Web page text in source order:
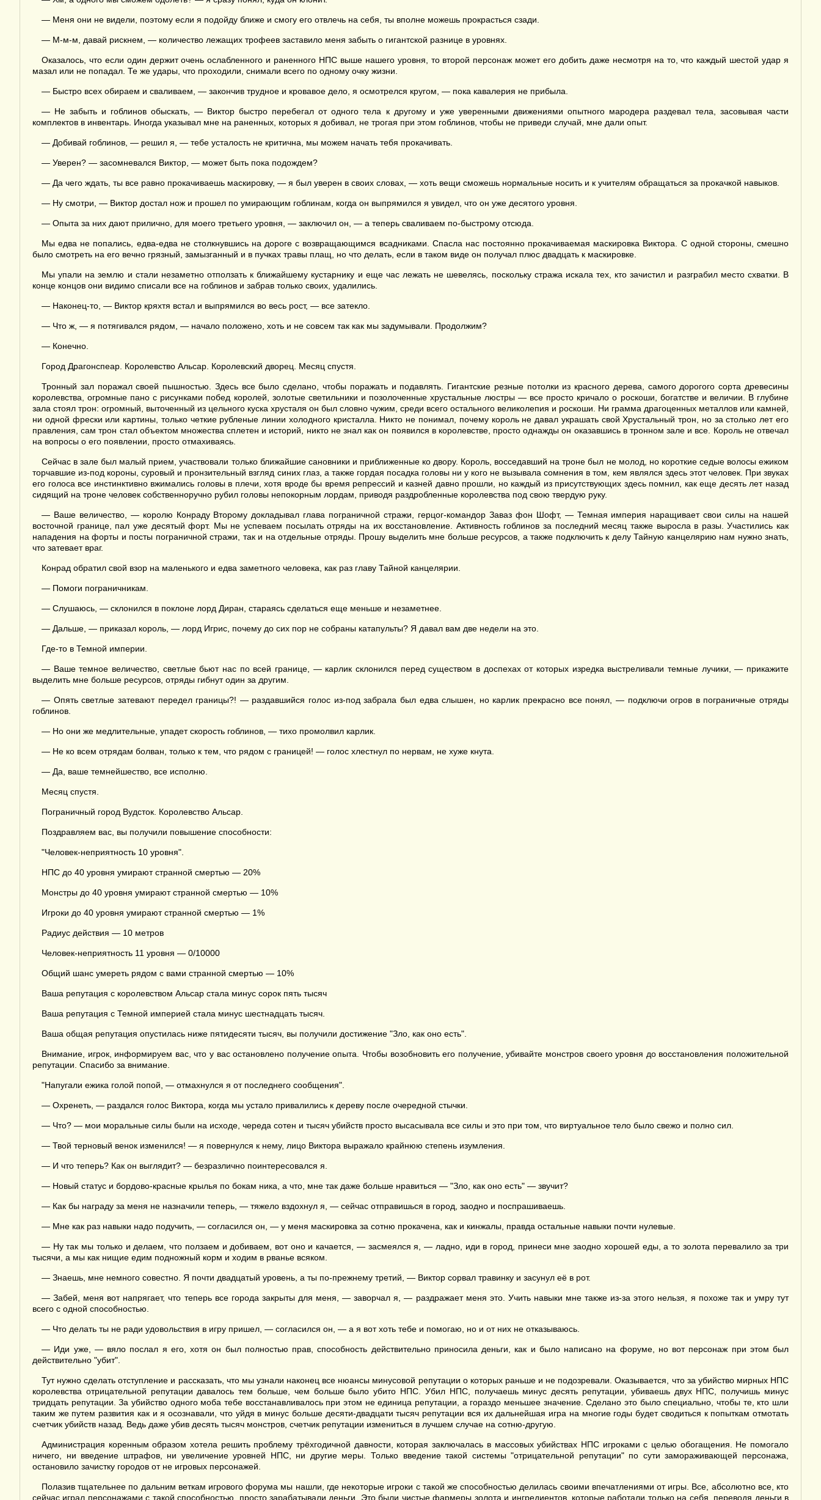
— Меня они не видели, поэтому если я подойду ближе и смогу его отвлечь на себя, ты вполне можешь прокрасться сзади.
— М-м-м, давай рискнем, — количество лежащих трофеев заставило меня забыть о гигантской разнице в уровнях.
Оказалось, что если один держит очень ослабленного и раненного НПС выше нашего уровня, то второй персонаж может его добить даже несмотря на то, что каждый шестой удар я
мазал или не попадал. Те же удары, что проходили, снимали всего по одному очку жизни.
— Быстро всех обираем и сваливаем, — закончив трудное и кровавое дело, я осмотрелся кругом, — пока кавалерия не прибыла.
— Не забыть и гоблинов обыскать, — Виктор быстро перебегал от одного тела к другому и уже уверенными движениями опытного мародера раздевал тела, засовывая части
комплектов в инвентарь. Иногда указывал мне на раненных, которых я добивал, не трогая при этом гоблинов, чтобы не приведи случай, мне дали опыт.
— Добивай гоблинов, — решил я, — тебе усталость не критична, мы можем начать тебя прокачивать.
— Уверен? — засомневался Виктор, — может быть пока подождем?
— Да чего ждать, ты все равно прокачиваешь маскировку, — я был уверен в своих словах, — хоть вещи сможешь нормальные носить и к учителям обращаться за прокачкой навыков.
— Ну смотри, — Виктор достал нож и прошел по умирающим гоблинам, когда он выпрямился я увидел, что он уже десятого уровня.
— Опыта за них дают прилично, для моего третьего уровня, — заключил он, — а теперь сваливаем по-быстрому отсюда.
Мы едва не попались, едва-едва не столкнувшись на дороге с возвращающимся всадниками. Спасла нас постоянно прокачиваемая маскировка Виктора. С одной стороны, смешно
было смотреть на его вечно грязный, замызганный и в пучках травы плащ, но что делать, если в таком виде он получал плюс двадцать к маскировке.
Мы упали на землю и стали незаметно отползать к ближайшему кустарнику и еще час лежать не шевелясь, поскольку стража искала тех, кто зачистил и разграбил место схватки. В
конце концов они видимо списали все на гоблинов и забрав только своих, удалились.
— Наконец-то, — Виктор кряхтя встал и выпрямился во весь рост, — все затекло.
— Что ж, — я потягивался рядом, — начало положено, хоть и не совсем так как мы задумывали. Продолжим?
— Конечно.
Город Драгонспеар. Королевство Альсар. Королевский дворец. Месяц спустя.
Тронный зал поражал своей пышностью. Здесь все было сделано, чтобы поражать и подавлять. Гигантские резные потолки из красного дерева, самого дорогого сорта древесины
королевства, огромные пано с рисунками побед королей, золотые светильники и позолоченные хрустальные люстры — все просто кричало о роскоши, богатстве и величии. В глубине
зала стоял трон: огромный, выточенный из цельного куска хрусталя он был словно чужим, среди всего остального великолепия и роскоши. Ни грамма драгоценных металлов или камней,
ни одной фрески или картины, только четкие рубленые линии холодного кристалла. Никто не понимал, почему король не давал украшать свой Хрустальный трон, но за столько лет его
правления, сам трон стал объектом множества сплетен и историй, никто не знал как он появился в королевстве, просто однажды он оказавшись в тронном зале и все. Король не отвечал
на вопросы о его появлении, просто отмахиваясь.
Сейчас в зале был малый прием, участвовали только ближайшие сановники и приближенные ко двору. Король, восседавший на троне был не молод, но короткие седые волосы ежиком
торчавшие из-под короны, суровый и пронзительный взгляд синих глаз, а также гордая посадка головы ни у кого не вызывала сомнения в том, кем являлся здесь этот человек. При звуках
его голоса все инстинктивно вжимались головы в плечи, хотя вроде бы время репрессий и казней давно прошли, но каждый из присутствующих здесь помнил, как еще десять лет назад
сидящий на троне человек собственноручно рубил головы непокорным лордам, приводя раздробленные королевства под свою твердую руку.
— Ваше величество, — королю Конраду Второму докладывал глава пограничной стражи, герцог-командор Заваз фон Шофт, — Темная империя наращивает свои силы на нашей
восточной границе, пал уже десятый форт. Мы не успеваем посылать отряды на их восстановление. Активность гоблинов за последний месяц также выросла в разы. Участились как
нападения на форты и посты пограничной стражи, так и на отдельные отряды. Прошу выделить мне больше ресурсов, а также подключить к делу Тайную канцелярию нам нужно знать,
что затевает враг.
Конрад обратил свой взор на маленького и едва заметного человека, как раз главу Тайной канцелярии.
— Помоги пограничникам.
— Слушаюсь, — склонился в поклоне лорд Диран, стараясь сделаться еще меньше и незаметнее.
— Дальше, — приказал король, — лорд Игрис, почему до сих пор не собраны катапульты? Я давал вам две недели на это.
Где-то в Темной империи.
— Ваше темное величество, светлые бьют нас по всей границе, — карлик склонился перед существом в доспехах от которых изредка выстреливали темные лучики, — прикажите
выделить мне больше ресурсов, отряды гибнут один за другим.
— Опять светлые затевают передел границы?! — раздавшийся голос из-под забрала был едва слышен, но карлик прекрасно все понял, — подключи огров в пограничные отряды
гоблинов.
— Но они же медлительные, упадет скорость гоблинов, — тихо промолвил карлик.
— Не ко всем отрядам болван, только к тем, что рядом с границей! — голос хлестнул по нервам, не хуже кнута.
— Да, ваше темнейшество, все исполню.
Месяц спустя.
Пограничный город Вудсток. Королевство Альсар.
Поздравляем вас, вы получили повышение способности:
"Человек-неприятность 10 уровня".
НПС до 40 уровня умирают странной смертью — 20%
Монстры до 40 уровня умирают странной смертью — 10%
Игроки до 40 уровня умирают странной смертью — 1%
Радиус действия — 10 метров
Человек-неприятность 11 уровня — 0/10000
Общий шанс умереть рядом с вами странной смертью — 10%
Ваша репутация с королевством Альсар стала минус сорок пять тысяч
Ваша репутация с Темной империей стала минус шестнадцать тысяч.
Ваша общая репутация опустилась ниже пятидесяти тысяч, вы получили достижение "Зло, как оно есть".
Внимание, игрок, информируем вас, что у вас остановлено получение опыта. Чтобы возобновить его получение, убивайте монстров своего уровня до восстановления положительной
репутации. Спасибо за внимание.
"Напугали ежика голой попой, — отмахнулся я от последнего сообщения".
— Охренеть, — раздался голос Виктора, когда мы устало привалились к дереву после очередной стычки.
— Что? — мои моральные силы были на исходе, череда сотен и тысяч убийств просто высасывала все силы и это при том, что виртуальное тело было свежо и полно сил.
— Твой терновый венок изменился! — я повернулся к нему, лицо Виктора выражало крайнюю степень изумления.
— И что теперь? Как он выглядит? — безразлично поинтересовался я.
— Новый статус и бордово-красные крылья по бокам ника, а что, мне так даже больше нравиться — "Зло, как оно есть" — звучит?
— Как бы награду за меня не назначили теперь, — тяжело вздохнул я, — сейчас отправишься в город, заодно и поспрашиваешь.
— Мне как раз навыки надо подучить, — согласился он, — у меня маскировка за сотню прокачена, как и кинжалы, правда остальные навыки почти нулевые.
— Ну так мы только и делаем, что ползаем и добиваем, вот оно и качается, — засмеялся я, — ладно, иди в город, принеси мне заодно хорошей еды, а то золота перевалило за три
тысячи, а мы как нищие едим подножный корм и ходим в рванье всяком.
— Знаешь, мне немного совестно. Я почти двадцатый уровень, а ты по-прежнему третий, — Виктор сорвал травинку и засунул её в рот.
— Забей, меня вот напрягает, что теперь все города закрыты для меня, — заворчал я, — раздражает меня это. Учить навыки мне также из-за этого нельзя, я похоже так и умру тут
всего с одной способностью.
— Что делать ты не ради удовольствия в игру пришел, — согласился он, — а я вот хоть тебе и помогаю, но и от них не отказываюсь.
— Иди уже, — вяло послал я его, хотя он был полностью прав, способность действительно приносила деньги, как и было написано на форуме, но вот персонаж при этом был
действительно "убит".
Тут нужно сделать отступление и рассказать, что мы узнали наконец все нюансы минусовой репутации о которых раньше и не подозревали. Оказывается, что за убийство мирных НПС
королевства отрицательной репутации давалось тем больше, чем больше было убито НПС. Убил НПС, получаешь минус десять репутации, убиваешь двух НПС, получишь минус
тридцать репутации. За убийство одного моба тебе восстанавливалось при этом не единица репутации, а гораздо меньшее значение. Сделано это было специально, чтобы те, кто шли
таким же путем развития как и я осознавали, что уйдя в минус больше десяти-двадцати тысяч репутации вся их дальнейшая игра на многие годы будет сводиться к попыткам отмотать
счетчик убийств назад. Ведь даже убив десять тысяч монстров, счетчик репутации измениться в лучшем случае на сотню-другую.
Администрация коренным образом хотела решить проблему трёхгодичной давности, которая заключалась в массовых убийствах НПС игроками с целью обогащения. Не помогало
ничего, ни введение штрафов, ни увеличение уровней НПС, ни другие меры. Только введение такой системы "отрицательной репутации" по сути замораживающей персонажа,
остановило зачистку городов от не игровых персонажей.
Полазив тщательнее по дальним веткам игрового форума мы нашли, где некоторые игроки с такой же способностью делилась своими впечатлениями от игры. Все, абсолютно все, кто
сейчас играл персонажами с такой способностью, просто зарабатывали деньги. Это были чистые фармеры золота и ингредиентов, которые работали только на себя, переводя деньги в